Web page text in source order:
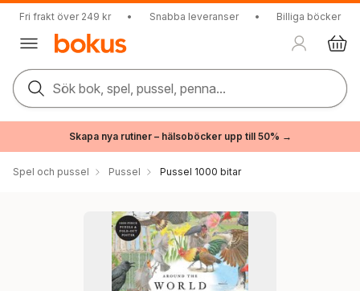
Fri frakt över 249 kr • Snabba leveranser • Billiga böcker
Sök bok, spel, pussel, penna...
Skapa nya rutiner – hälsoböcker upp till 50% →
Spel och pussel Pussel Pussel 1000 bitar